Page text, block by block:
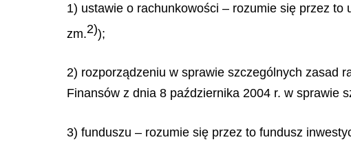
1) ustawie o rachunkowości – rozumie się przez
zm.2));
2) rozporządzeniu w sprawie szczególnych zasad
Finansów z dnia 8 października 2004 r. w sprawie
3) funduszu – rozumie się przez to fundusz